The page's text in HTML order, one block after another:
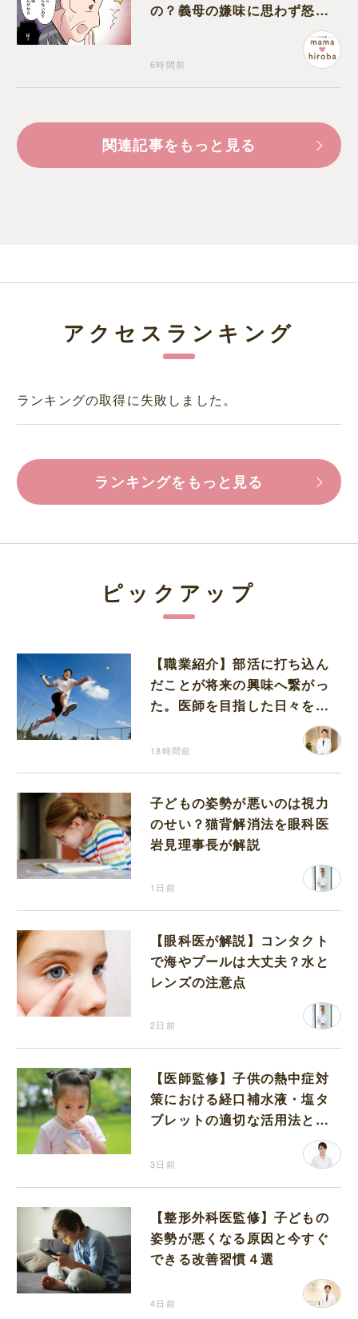
の？義母の嫌味に思わず怒り
6時間前
関連記事をもっと見る
アクセスランキング
ランキングの取得に失敗しました。
ランキングをもっと見る
ピックアップ
【職業紹介】部活に打ち込ん
だことが将来の興味へ繋がっ
た。医師を目指した日々を振
18時間前
子どもの姿勢が悪いのは視力
のせい？猫背解消法を眼科医
岩見理事長が解説
1日前
【眼科医が解説】コンタクト
で海やプールは大丈夫？水と
レンズの注意点
2日前
【医師監修】子供の熱中症対
策における経口補水液・塩タ
ブレットの適切な活用法と水
3日前
【整形外科医監修】子どもの
姿勢が悪くなる原因と今すぐ
できる改善習慣４選
4日前